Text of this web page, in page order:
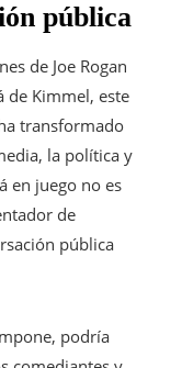
pública
de Joe Rogan
de Kimmel, este
transformado
la política y
en juego no es
de
pública
podría